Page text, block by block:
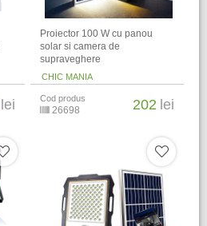
lei
Proiector 100 W cu panou
solar si camera de
supraveghere
CHIC MANIA
Cod produs
26698 202 lei